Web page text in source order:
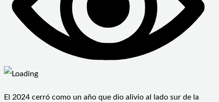
El 2024 cerró como un año que dio alivio al lado sur de la